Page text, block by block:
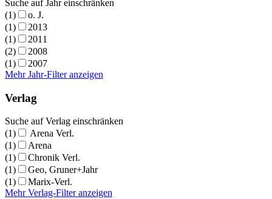
Suche auf Jahr einschränken
(1)
o. J.
(1)
2013
(1)
2011
(2)
2008
(1)
2007
Mehr Jahr-Filter anzeigen
Verlag
Suche auf Verlag einschränken
(1)
Arena Verl.
(1)
Arena
(1)
Chronik Verl.
(1)
Geo, Gruner+Jahr
(1)
Marix-Verl.
Mehr Verlag-Filter anzeigen